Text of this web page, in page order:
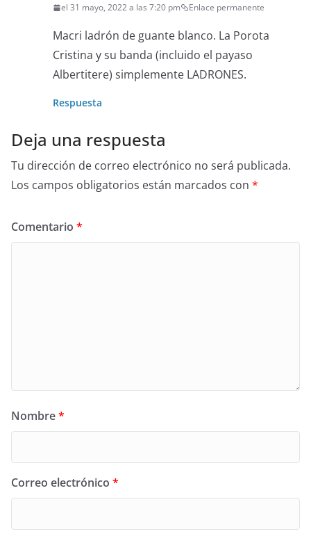
el 31 mayo, 2022 a las 7:20 pm Enlace permanente
Macri ladrón de guante blanco. La Porota
Cristina y su banda (incluido el payaso
Albertitere) simplemente LADRONES.
Respuesta
Deja una respuesta
Tu dirección de correo electrónico no será publicada.
Los campos obligatorios están marcados con *
Comentario *
Nombre*
Correo electrónico *